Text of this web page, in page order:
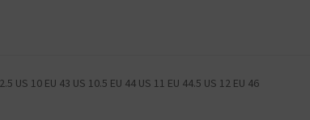
US 10 EU 43 US 10.5 EU 44 US 11 EU 44.5 US 12 EU 46